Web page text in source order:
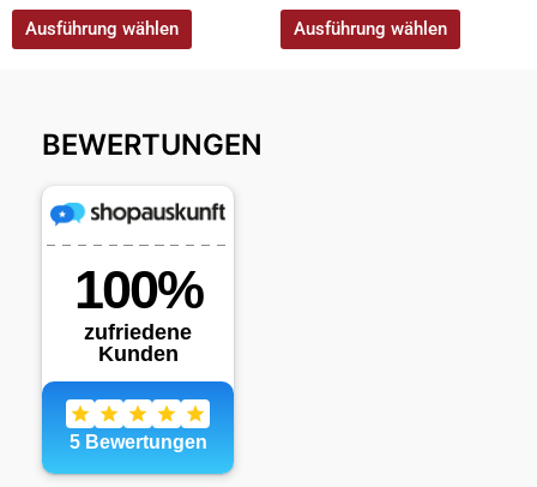
Ausführung wählen Ausführung wählen
BEWERTUNGEN